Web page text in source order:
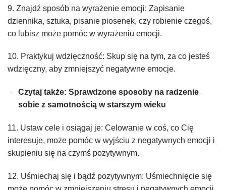
9. Znajdź sposób na wyrażenie emocji: Zapisanie
dziennika, sztuka, pisanie piosenek, czy robienie czegoś,
co lubisz może pomóc w wyrażeniu emocji.
10. Praktykuj wdzięczność: Skup się na tym, za co jesteś
wdzięczny, aby zmniejszyć negatywne emocje.
Czytaj także: Sprawdzone sposoby na radzenie
sobie z samotnością w starszym wieku
11. Ustaw cele i osiągaj je: Celowanie w coś, co Cię
interesuje, może pomóc w wyjściu z negatywnych emocji i
skupieniu się na czymś pozytywnym.
12. Uśmiechaj się i bądź pozytywnym: Uśmiechnięcie się